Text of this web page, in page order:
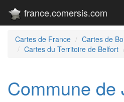
france.comersis.com
Cartes de France
Cartes de
Cartes du Territoire de Belfort
Commune de